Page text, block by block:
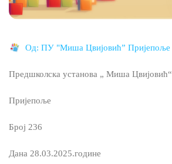
Од: ПУ "Миша Цвијовић” Пријепоље
Предшколска установа „ Миша Цвијовић“
Пријепоље
Број 236
Дана 28.03.2025.године